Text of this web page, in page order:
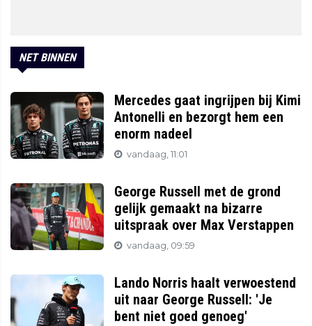
NET BINNEN
Mercedes gaat ingrijpen bij Kimi
Antonelli en bezorgt hem een
enorm nadeel
vandaag, 11:01
George Russell met de grond
gelijk gemaakt na bizarre
uitspraak over Max Verstappen
vandaag, 09:59
Lando Norris haalt verwoestend
uit naar George Russell: 'Je
bent niet goed genoeg'